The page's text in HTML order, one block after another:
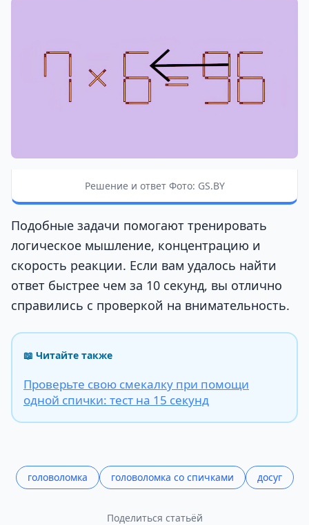
Решение и ответ Фото: GS.BY
Подобные задачи помогают тренировать
логическое мышление, концентрацию и
скорость реакции. Если вам удалось найти
ответ быстрее чем за 10 секунд, вы отлично
справились с проверкой на внимательность.
📖 Читайте также
Проверьте свою смекалку при помощи
одной спички: тест на 15 секунд
головоломка головоломка со спичками досуг
Поделиться статьёй